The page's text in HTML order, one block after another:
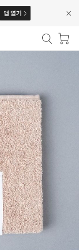
앱 열기
닫